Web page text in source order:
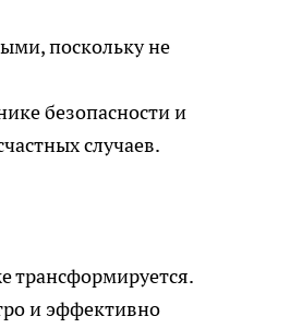
поскольку не
безопасности и
случаев.
трансформируется.
и эффективно